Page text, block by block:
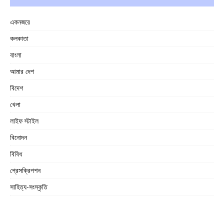
একনজরে
কলকাতা
বাংলা
আমার দেশ
বিদেশ
খেলা
লাইফ স্টাইল
বিনোদন
বিবিধ
প্রেসক্রিপশন
সাহিত্য-সংস্কৃতি